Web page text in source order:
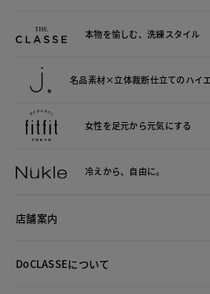
本物を愉しむ、洗練スタイル
名品素材×立体裁断仕立てのハイ
女性を足元から元気にする
冷えから、 自由に。
店舗案内
DoCLASSEについて